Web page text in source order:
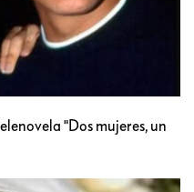
"Dos mujeres, un